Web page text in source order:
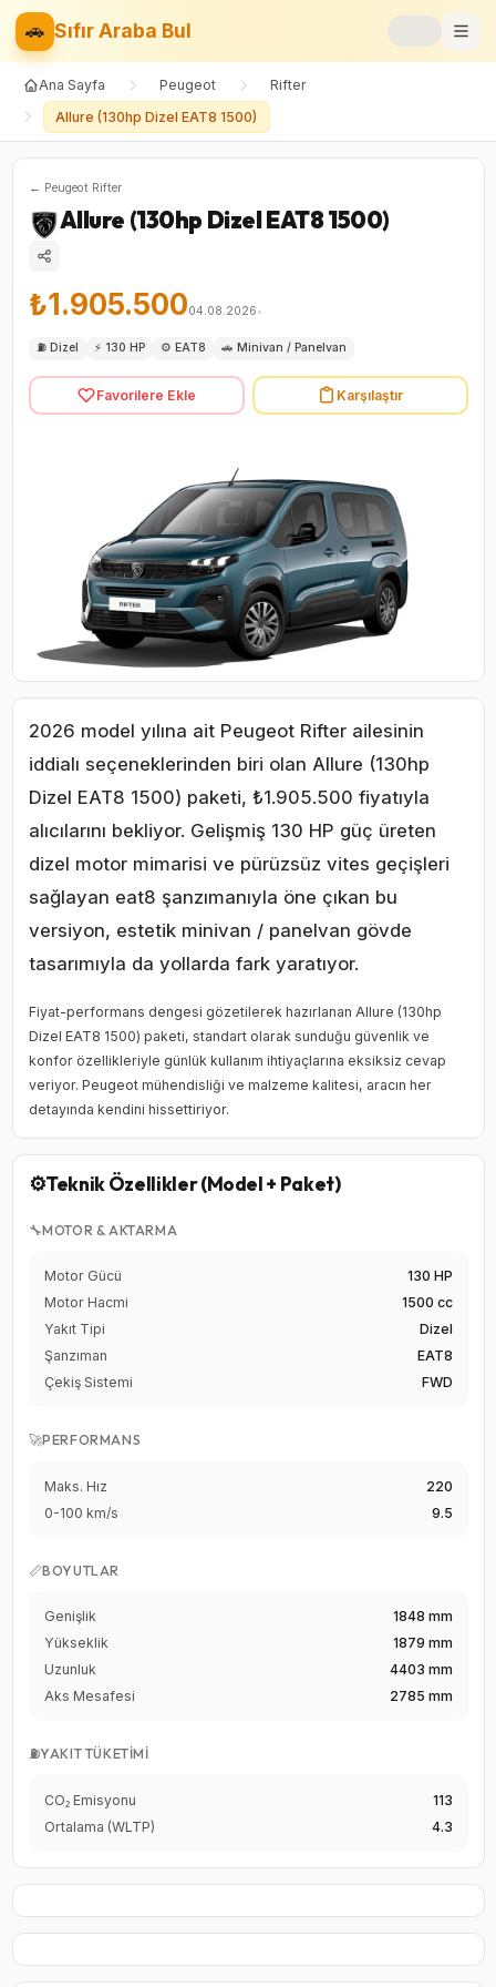
🚗 Sıfır Araba Bul
Markalar
📝
⚡
🚙SUV
⚖️Karşılaştır
Ana Sayfa Peugeot
Rifter
Allure (130hp Dizel EAT8 1500)
← Peugeot Rifter
Allure (130hp Dizel EAT8 1500)
₺1.905.50004.08.2026•
⛽ Dizel ⚡ 130 HP ⚙️ EAT8 🚗 Minivan / Panelvan
Favorilere Ekle Karşılaştır
2026 model yılına ait Peugeot Rifter ailesinin
iddialı seçeneklerinden biri olan Allure (130hp
Dizel EAT8 1500) paketi, ₺1.905.500 fiyatıyla
alıcılarını bekliyor. Gelişmiş 130 HP güç üreten
dizel motor mimarisi ve pürüzsüz vites geçişleri
sağlayan eat8 şanzımanıyla öne çıkan bu
versiyon, estetik minivan / panelvan gövde
tasarımıyla da yollarda fark yaratıyor.
Fiyat-performans dengesi gözetilerek hazırlanan Allure (130hp
Dizel EAT8 1500) paketi, standart olarak sunduğu güvenlik ve
konfor özellikleriyle günlük kullanım ihtiyaçlarına eksiksiz cevap
veriyor. Peugeot mühendisliği ve malzeme kalitesi, aracın her
detayında kendini hissettiriyor.
⚙️Teknik Özellikler (Model + Paket)
🔧MOTOR & AKTARMA
Motor Gücü
130 HP
Motor Hacmi
1500 cc
Yakıt Tipi
Dizel
Şanzıman
EAT8
Çekiş Sistemi
FWD
🚀PERFORMANS
Maks. Hız
220
0-100 km/s
9.5
📏BOYUTLAR
Genişlik
1848 mm
Yükseklik
1879 mm
Uzunluk
4403 mm
Aks Mesafesi
2785 mm
⛽YAKIT TÜKETIMI
CO₂ Emisyonu
113
Ortalama (WLTP)
4.3